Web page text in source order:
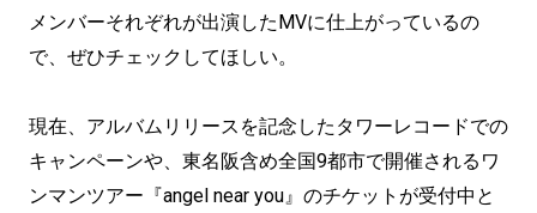
メンバーそれぞれが出演したMVに仕上がっているの
で、ぜひチェックしてほしい。
現在、アルバムリリースを記念したタワーレコードでの
キャンペーンや、東名阪含め全国9都市で開催されるワ
ンマンツアー『angel near you』のチケットが受付中と